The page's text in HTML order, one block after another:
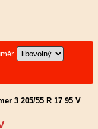
3 205/55 R 17 95 V